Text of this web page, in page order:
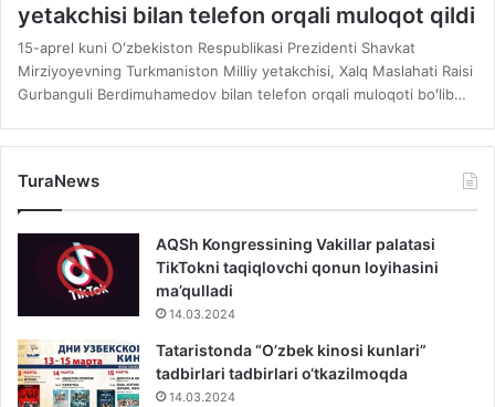
yetakchisi bilan telefon orqali muloqot qildi
15-aprel kuni Oʻzbekiston Respublikasi Prezidenti Shavkat
Mirziyoyevning Turkmaniston Milliy yetakchisi, Xalq Maslahati Raisi
Gurbanguli Berdimuhamedov bilan telefon orqali muloqoti boʻlib…
TuraNews
AQSh Kongressining Vakillar palatasi
TikTokni taqiqlovchi qonun loyihasini
ma’qulladi
14.03.2024
Tataristonda “O’zbek kinosi kunlari”
tadbirlari tadbirlari o‘tkazilmoqda
14.03.2024